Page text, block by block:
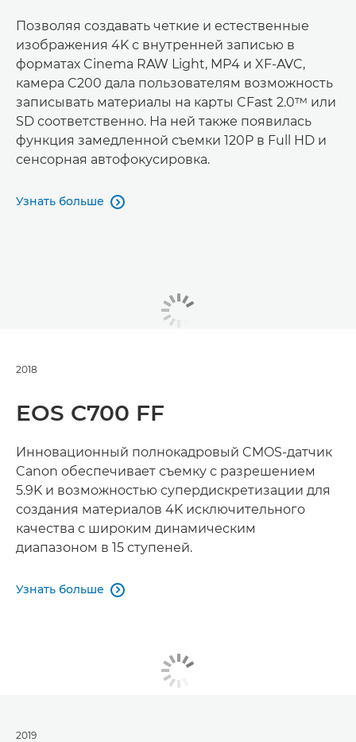
Позволяя создавать четкие и естественные
изображения 4K с внутренней записью в
форматах Cinema RAW Light, MP4 и XF-AVC,
камера C200 дала пользователям возможность
записывать материалы на карты CFast 2.0™ или
SD соответственно. На ней также появилась
функция замедленной съемки 120P в Full HD и
сенсорная автофокусировка.
Узнать больше 
2018
EOS C700 FF
Инновационный полнокадровый CMOS-датчик
Canon обеспечивает съемку с разрешением
5.9K и возможностью супердискретизации для
создания материалов 4K исключительного
качества с широким динамическим
диапазоном в 15 ступеней.
Узнать больше 
2019